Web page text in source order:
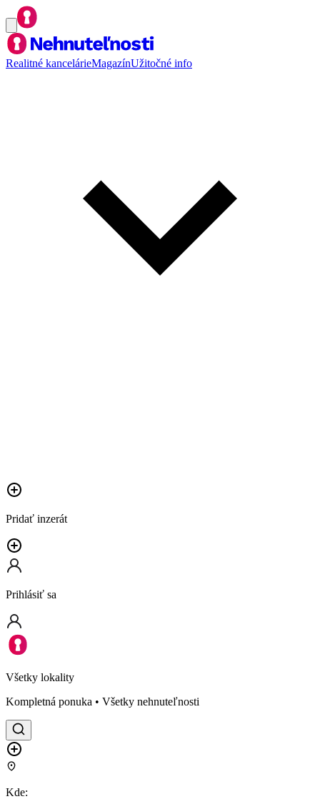
Realitné kancelárieMagazínUžitočné info
Pridať inzerát
Prihlásiť sa
Všetky lokality
Kompletná ponuka • Všetky nehnuteľnosti
Kde: